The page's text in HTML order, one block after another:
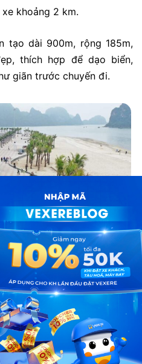
xe khoảng 2 km.
tạo dài 900m, rộng 185m,
thích hợp để dạo biển,
giãn trước chuyến đi.
xe khoảng 2 km
Ninh
Nghiễn, phường Hồng Gai,